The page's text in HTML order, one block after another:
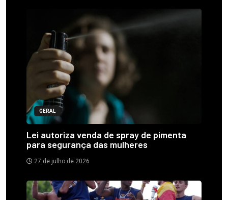
GERAL
Lei autoriza venda de spray de pimenta
para segurança das mulheres
27 de julho de 2026